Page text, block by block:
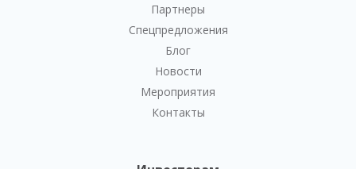
Партнеры
Спецпредложения
Блог
Новости
Мероприятия
Контакты